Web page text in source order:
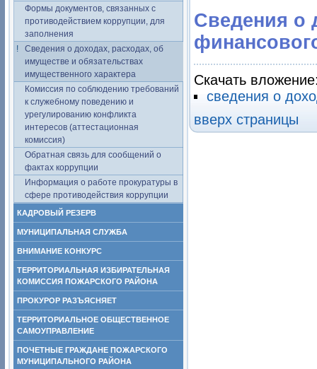
Формы документов, связанных с
противодействием коррупции, для
заполнения
Сведения о доходах, расходах, об
имуществе и обязательствах
имущественного характера
Комиссия по соблюдению требований
к служебному поведению и
урегулированию конфликта
интересов (аттестационная
комиссия)
Обратная связь для сообщений о
фактах коррупции
Информация о работе прокуратуры в
сфере противодействия коррупции
КАДРОВЫЙ РЕЗЕРВ
МУНИЦИПАЛЬНАЯ СЛУЖБА
ВНИМАНИЕ КОНКУРС
ТЕРРИТОРИАЛЬНАЯ ИЗБИРАТЕЛЬНАЯ
КОМИССИЯ ПОЖАРСКОГО РАЙОНА
ПРОКУРОР РАЗЪЯСНЯЕТ
ТЕРРИТОРИАЛЬНОЕ ОБЩЕСТВЕННОЕ
САМОУПРАВЛЕНИЕ
ПОЧЕТНЫЕ ГРАЖДАНЕ ПОЖАРСКОГО
МУНИЦИПАЛЬНОГО РАЙОНА
Сведения о
Скачать
сведения о
вверх страницы